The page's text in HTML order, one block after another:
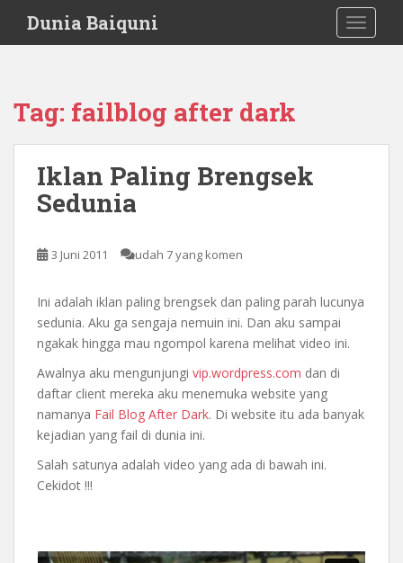
i
Dunia Baiquni
Tag: failblog after dark
Iklan Paling Brengsek
Sedunia
3 Juni 2011 udah 7 yang komen
Ini adalah iklan paling brengsek dan paling parah lucunya
sedunia. Aku ga sengaja nemuin ini. Dan aku sampai
ngakak hingga mau ngompol karena melihat video ini.
Awalnya aku mengunjungi vip.wordpress.com dan di
daftar client mereka aku menemuka website yang
namanya Fail Blog After Dark. Di website itu ada banyak
kejadian yang fail di dunia ini.
Salah satunya adalah video yang ada di bawah ini.
Cekidot !!!